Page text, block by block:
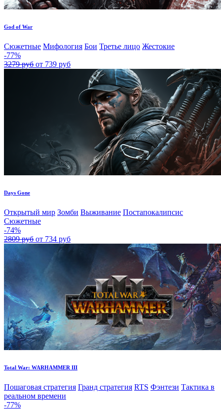
God of War
Сюжетные Мифология Бои Третье лицо Жестокие
-77%
3279 руб от 739 руб
Days Gone
Открытый мир Зомби Выживание Постапокалипсис
Сюжетные
-74%
2809 руб от 734 руб
Total War: WARHAMMER III
Пошаговая стратегия Гранд стратегия RTS Фэнтези Тактика в
реальном времени
-77%